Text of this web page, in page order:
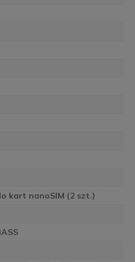
kart nanoSIM (2 szt.)